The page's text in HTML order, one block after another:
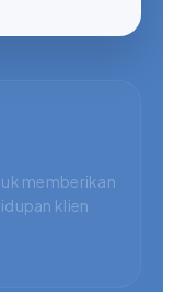
memberikan
klien